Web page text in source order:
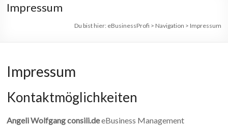
Impressum
Du bist hier: eBusinessProfi > Navigation > Impressum
Impressum
Kontaktmöglichkeiten
Angeli Wolfgang consili.deeBusiness Management